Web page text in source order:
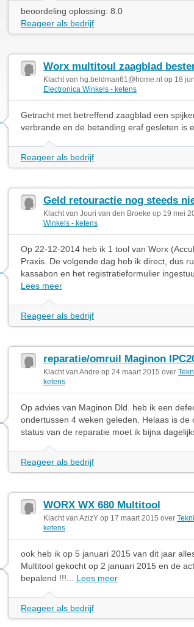
beoordeling oplossing: 8.0
Reageer als bedrijf
Worx multitoul zaagblad
Klacht van hg.beldman61@home.nl op 18
Electronica Winkels - ketens
Getracht met betreffend zaagblad een
verbrande en de betanding eraf gesleten is
Reageer als bedrijf
Geld retouractie nog steeds
Klacht van Jouri van den Broeke op 19 mei
Winkels - ketens
Op 22-12-2014 heb ik 1 tool van Worx
Praxis. De volgende dag heb ik direct, dus
kassabon en het registratieformulier
Lees meer
Reageer als bedrijf
reparatie/omruil Maginon
Klacht van Andre op 24 maart 2015 over
ketens
Op advies van Maginon Dld. heb ik een
ondertussen 4 weken geleden. Helaas is
status van de reparatie moet ik bijna
Reageer als bedrijf
WORX WX 680 Multitool
Klacht van AzizY op 17 maart 2015 over
ketens
ook heb ik op 5 januari 2015 van dit jaar
Multitool gekocht op 2 januari 2015 en de
bepalend !!!... Lees meer
Reageer als bedrijf